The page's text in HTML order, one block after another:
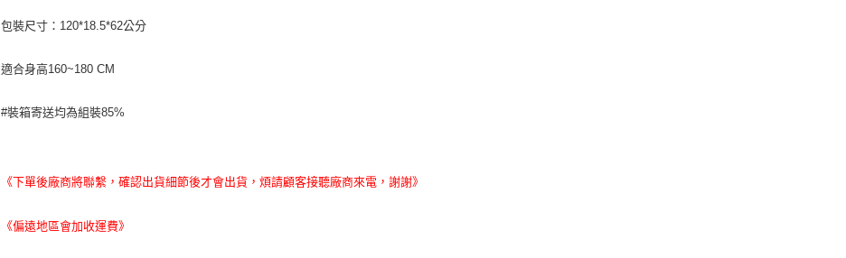
包裝尺寸：120*18.5*62公分
適合身高160~180 CM
#裝箱寄送均為組裝85%
《下單後廠商將聯繫，確認出貨細節後才會出貨，煩請顧客接聽廠商來電，謝謝》
《偏遠地區會加收運費》